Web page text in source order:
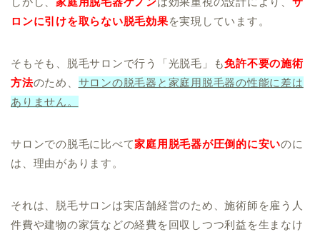
ロンに引けを取らない脱毛効果を実現しています。
そもそも、脱毛サロンで行う「光脱毛」も免許不要の施術
方法のため、 サロンの脱毛器と家庭用脱毛器の性能に差は
ありません。
サロンでの脱毛に比べて家庭用脱毛器が圧倒的に安いのに
は、理由があります。
それは、脱毛サロンは実店舗経営のため、施術師を雇う人
件費や建物の家賃などの経費を回収しつつ利益を生まなけ